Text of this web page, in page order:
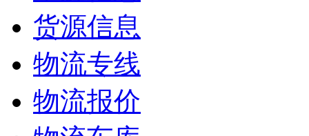
货源信息
物流专线
物流报价